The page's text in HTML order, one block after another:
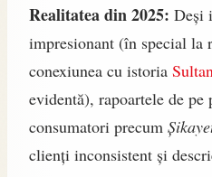
Realitatea din 2025: Deși
impresionant (în special la
conexiunea cu istoria
evidentă), rapoartele de
consumatori precum
clienți inconsistent și